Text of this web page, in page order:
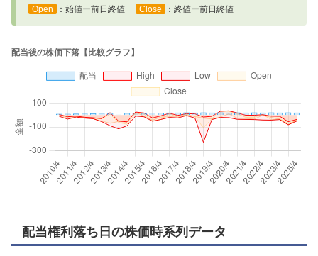
Open
：始値ー前日終値 Close ：終値ー前日終値
配当権利落ち日の株価時系列データ